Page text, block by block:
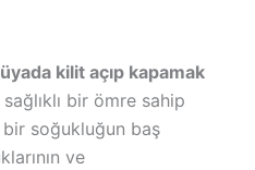
kilit açıp kapamak
bir ömre sahip
bir soğukluğun baş
ve